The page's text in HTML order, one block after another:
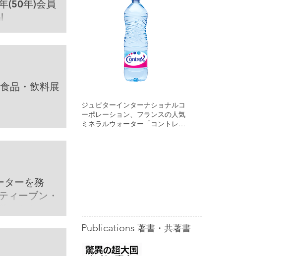
(50年)会員
Chamber
品・飲料展
ターを務
ィーブン・
日本のキャ
ジュピターインターナショナルコ
ーポレーション、フランスの人気
ミネラルウォーター「コントレッ
Publications 著書・共著書